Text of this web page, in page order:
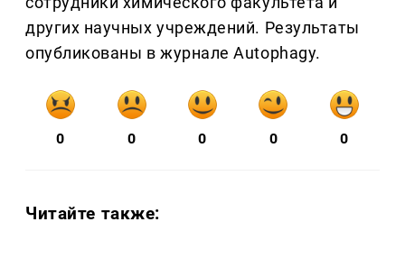
других научных учреждений. Результаты
опубликованы в журнале Autophagy.
0 0 0 0 0
Читайте также: